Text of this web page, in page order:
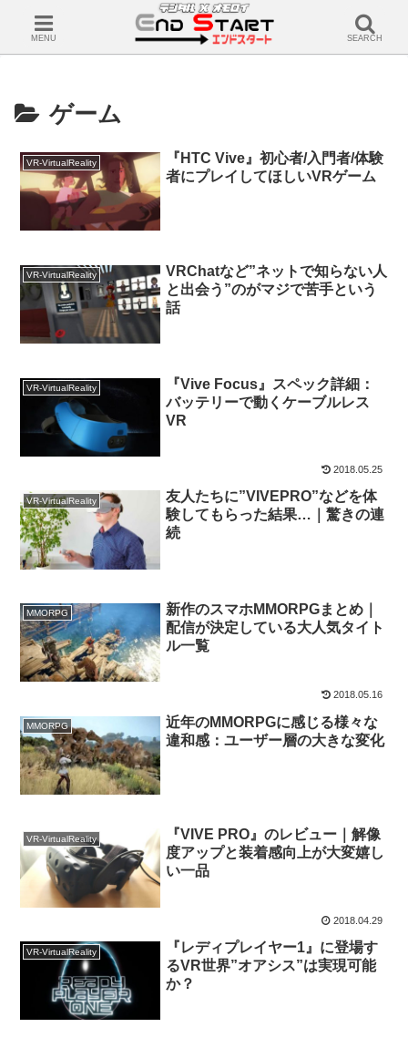
ゲーム
VR-VirtualReality
『HTC Vive』初心者/入門者/体験
者にプレイしてほしいVRゲーム
VR-VirtualReality
VRChatなど”ネットで知らない人
と出会う”のがマジで苦手という
話
VR-VirtualReality
『Vive Focus』スペック詳細：
バッテリーで動くケーブルレス
VR
2018.05.25
VR-VirtualReality
友人たちに”VIVEPRO”などを体
験してもらった結果…｜驚きの連
続
MMORPG
新作のスマホMMORPGまとめ｜
配信が決定している大人気タイト
ル一覧
2018.05.16
MMORPG
近年のMMORPGに感じる様々な
違和感：ユーザー層の大きな変化
VR-VirtualReality
『VIVE PRO』のレビュー｜解像
度アップと装着感向上が大変嬉し
い一品
2018.04.29
VR-VirtualReality
『レディプレイヤー1』に登場す
るVR世界”オアシス”は実現可能
か？
MENU SEARCH